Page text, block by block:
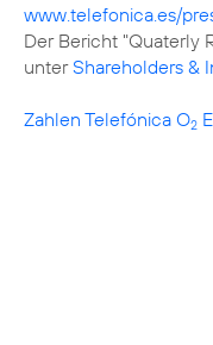
www.telefonica.es/
Der Bericht "Quaterly
unterShareholders &
Zahlen Telefónica O2